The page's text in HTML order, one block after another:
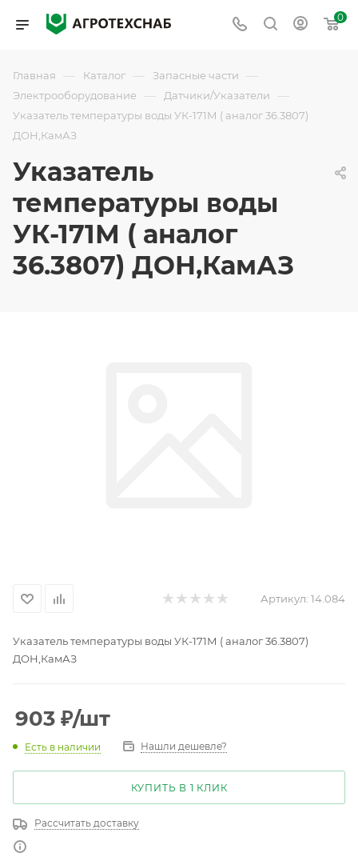
0
Главная — Каталог — Запасные части —
Электрооборудование — Датчики/Указатели —
Указатель температуры воды УК-171М ( аналог 36.3807)
ДОН,КамАЗ
Указатель
температуры воды
УК-171М ( аналог
36.3807) ДОН,КамАЗ
Артикул: 14.084
Указатель температуры воды УК-171М ( аналог 36.3807)
ДОН,КамАЗ
903 ₽/шт
Есть в наличии Нашли дешевле?
КУПИТЬ В 1 КЛИК
Рассчитать доставку